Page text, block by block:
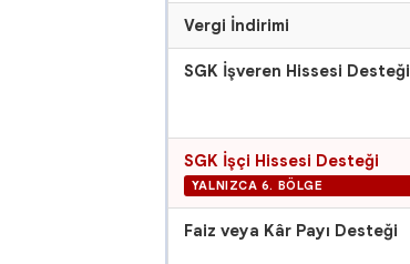
Vergi İndirimi
SGK İşveren Hissesi Desteği
SGK İşçi Hissesi Desteği
YALNIZCA 6. BÖLGE
Faiz veya Kâr Payı Desteği